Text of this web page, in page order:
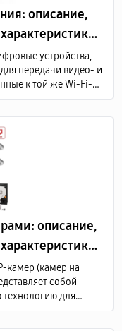
описание,
устройства,
передачи видео- и
к той же Wi-Fi-
описание,
камер (камер на
собой
для
в различных